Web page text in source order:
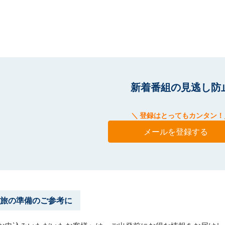
新着番組の見逃し防
＼ 登録はとってもカンタン
メールを登録する
の準備のご参考に